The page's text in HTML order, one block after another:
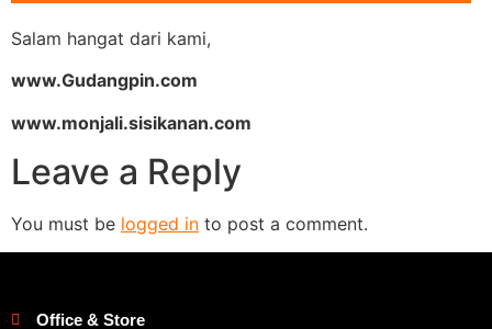
Salam hangat dari kami,
www.Gudangpin.com
www.monjali.sisikanan.com
Leave a Reply
You must be logged in to post a comment.
Office & Store